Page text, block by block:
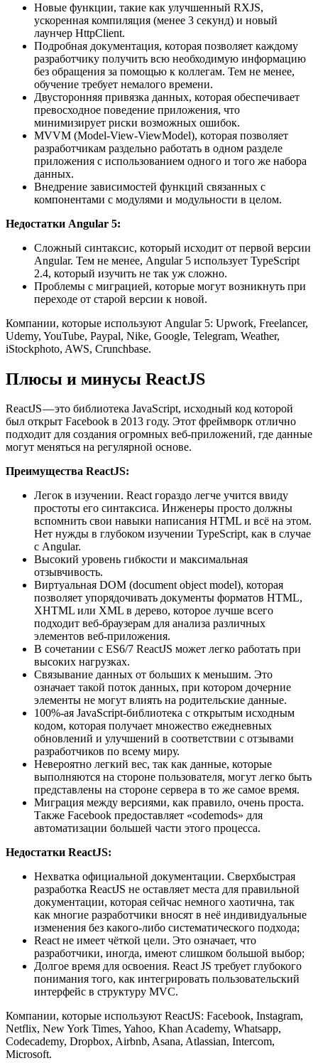
Новые функции, такие как улучшенный RXJS,
ускоренная компиляция (менее 3 секунд) и новый
лаунчер HttpClient.
Подробная документация, которая позволяет каждому
разработчику получить всю необходимую информацию
без обращения за помощью к коллегам. Тем не менее,
обучение требует немалого времени.
Двусторонняя привязка данных, которая обеспечивает
превосходное поведение приложения, что
минимизирует риски возможных ошибок.
MVVM (Model-View-ViewModel), которая позволяет
разработчикам раздельно работать в одном разделе
приложения с использованием одного и того же набора
данных.
Внедрение зависимостей функций связанных с
компонентами с модулями и модульности в целом.
Недостатки Angular 5:
Сложный синтаксис, который исходит от первой версии
Angular. Тем не менее, Angular 5 использует TypeScript
2.4, который изучить не так уж сложно.
Проблемы с миграцией, которые могут возникнуть при
переходе от старой версии к новой.
Компании, которые используют Angular 5: Upwork, Freelancer,
Udemy, YouTube, Paypal, Nike, Google, Telegram, Weather,
iStockphoto, AWS, Crunchbase.
Плюсы и минусы ReactJS
ReactJS — это библиотека JavaScript, исходный код которой
был открыт Facebook в 2013 году. Этот фреймворк отлично
подходит для создания огромных веб-приложений, где данные
могут меняться на регулярной основе.
Преимущества ReactJS:
Легок в изучении. React гораздо легче учится ввиду
простоты его синтаксиса. Инженеры просто должны
вспомнить свои навыки написания HTML и всё на этом.
Нет нужды в глубоком изучении TypeScript, как в случае
с Angular.
Высокий уровень гибкости и максимальная
отзывчивость.
Виртуальная DOM (document object model), которая
позволяет упорядочивать документы форматов HTML,
XHTML или XML в дерево, которое лучше всего
подходит веб-браузерам для анализа различных
элементов веб-приложения.
В сочетании с ES6/7 ReactJS может легко работать при
высоких нагрузках.
Связывание данных от больших к меньшим. Это
означает такой поток данных, при котором дочерние
элементы не могут влиять на родительские данные.
100%-ая JavaScript-библиотека с открытым исходным
кодом, которая получает множество ежедневных
обновлений и улучшений в соответствии с отзывами
разработчиков по всему миру.
Невероятно легкий вес, так как данные, которые
выполняются на стороне пользователя, могут легко быть
представлены на стороне сервера в то же самое время.
Миграция между версиями, как правило, очень проста.
Также Facebook предоставляет «codemods» для
автоматизации большей части этого процесса.
Недостатки ReactJS:
Нехватка официальной документации. Сверхбыстрая
разработка ReactJS не оставляет места для правильной
документации, которая сейчас немного хаотична, так
как многие разработчики вносят в неё индивидуальные
изменения без какого-либо систематического подхода;
React не имеет чёткой цели. Это означает, что
разработчики, иногда, имеют слишком большой выбор;
Долгое время для освоения. React JS требует глубокого
понимания того, как интегрировать пользовательский
интерфейс в структуру MVC.
Компании, которые используют ReactJS: Facebook, Instagram,
Netflix, New York Times, Yahoo, Khan Academy, Whatsapp,
Codecademy, Dropbox, Airbnb, Asana, Atlassian, Intercom,
Microsoft.